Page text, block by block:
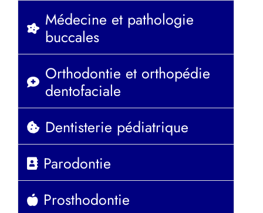
Médecine et pathologie
buccales
Orthodontie et orthopédie
dentofaciale
Dentisterie pédiatrique
Parodontie
Prosthodontie